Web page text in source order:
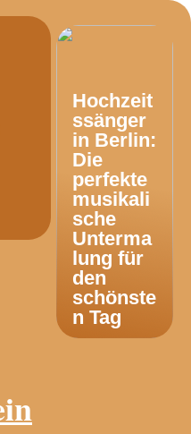
Hochzeit
ssänger
in Berlin:
Die
perfekte
musikali
sche
Unterma
lung für
den
schönste
n Tag